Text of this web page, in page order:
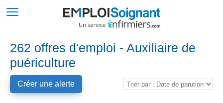
262 offres d'emploi - Auxiliaire de
puériculture
Créer une alerte